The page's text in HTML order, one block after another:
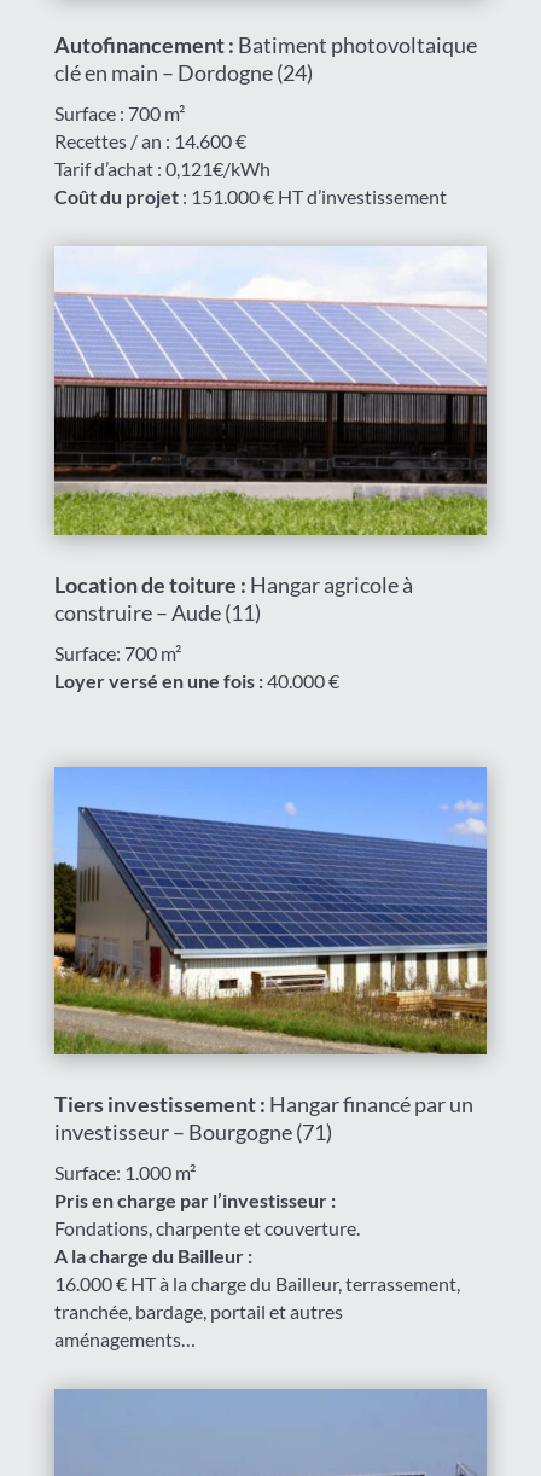
Autofinancement : Batiment photovoltaique
clé en main – Dordogne (24)
Surface : 700 m²
Recettes / an : 14.600 €
Tarif d’achat : 0,121€/kWh
Coût du projet: 151.000 € HT d’investissement
Location de toiture : Hangar agricole à
construire – Aude (11)
Surface: 700 m²
Loyer versé en une fois :40.000 €
Tiers investissement : Hangar financé par un
investisseur – Bourgogne (71)
Surface: 1.000 m²
Pris en charge par l’investisseur :
Fondations, charpente et couverture.
A la charge du Bailleur :
16.000 € HT à la charge du Bailleur, terrassement,
tranchée, bardage, portail et autres
aménagements…